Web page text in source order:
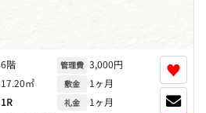
6階
17.20㎡
1R
管理費 3,000円
敷金 1ヶ月
礼金 1ヶ月
♥